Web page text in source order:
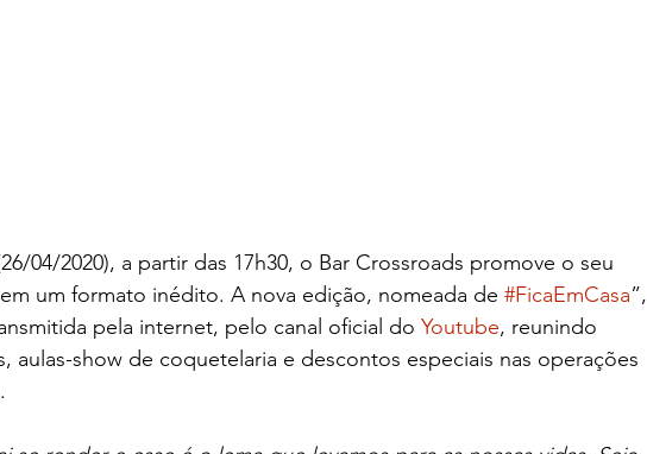
04/2020), a partir das 17h30, o Bar Crossroads promove o seu
um formato inédito. A nova edição, nomeada de #FicaEmCasa”,
pela internet, pelo canal oficial do Youtube, reunindo
aulas-show de coquetelaria e descontos especiais nas operações